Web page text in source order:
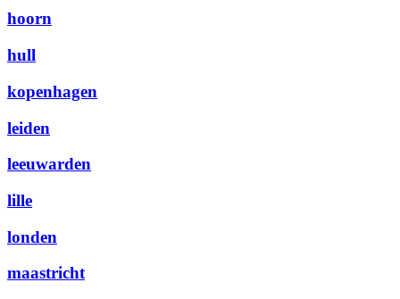
hoorn
hull
kopenhagen
leiden
leeuwarden
lille
londen
maastricht